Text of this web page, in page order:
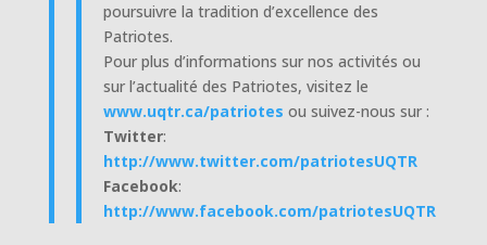
poursuivre la tradition d’excellence des
Patriotes.
Pour plus d’informations sur nos activités ou
sur l’actualité des Patriotes, visitez le
www.uqtr.ca/patriotes ou suivez-nous sur :
Twitter:
http://www.twitter.com/patriotesUQTR
Facebook:
http://www.facebook.com/patriotesUQTR